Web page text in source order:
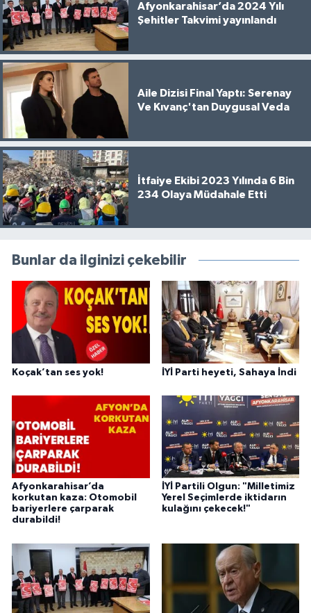
Afyonkarahisar’da 2024 Yılı
Şehitler Takvimi yayınlandı
Aile Dizisi Final Yaptı: Serenay
Ve Kıvanç'tan Duygusal Veda
İtfaiye Ekibi 2023 Yılında 6 Bin
234 Olaya Müdahale Etti
Bunlar da ilginizi çekebilir
Koçak’tan ses yok! İYİ Parti heyeti, Sahaya İndi
Afyonkarahisar’da
korkutan kaza: Otomobil
bariyerlere çarparak
durabildi!
İYİ Partili Olgun: "Milletimiz
Yerel Seçimlerde iktidarın
kulağını çekecek!"